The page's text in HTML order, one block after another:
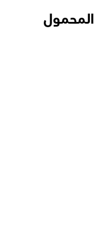
مكبر صوت جى بى ال Flip 7 المحمول